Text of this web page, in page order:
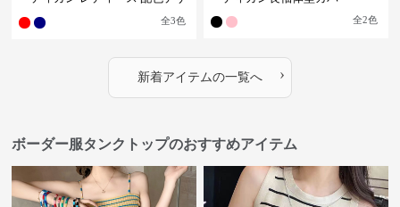
全3色 全2色
新着アイテムの一覧へ ›
ボーダー服タンクトップのおすすめアイテム